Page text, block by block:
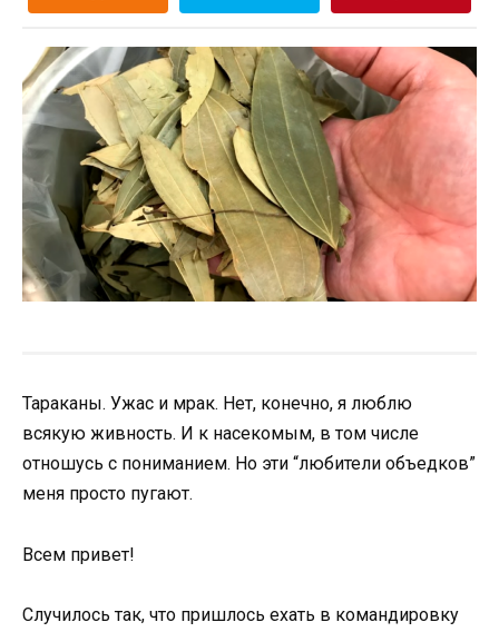
Тараканы. Ужас и мрак. Нет, конечно, я люблю
всякую живность. И к насекомым, в том числе
отношусь с пониманием. Но эти “любители объедков”
меня просто пугают.
Всем привет!
Случилось так, что пришлось ехать в командировку